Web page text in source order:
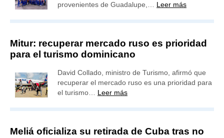
provenientes de Guadalupe,… Leer más
Mitur: recuperar mercado ruso es prioridad
para el turismo dominicano
David Collado, ministro de Turismo, afirmó que
recuperar el mercado ruso es una prioridad para
el turismo… Leer más
Meliá oficializa su retirada de Cuba tras no